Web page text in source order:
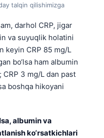
talqin qilishimizga
darhol CRP, jigar
va suyuqlik holatini
keyin CRP 85 mg/L
bo‘lsa ham albumin
3 mg/L dan past
boshqa hikoyani
albumin va
ko‘rsatkichlari